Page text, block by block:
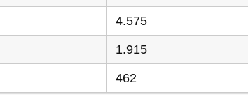
4.575
1.915
462